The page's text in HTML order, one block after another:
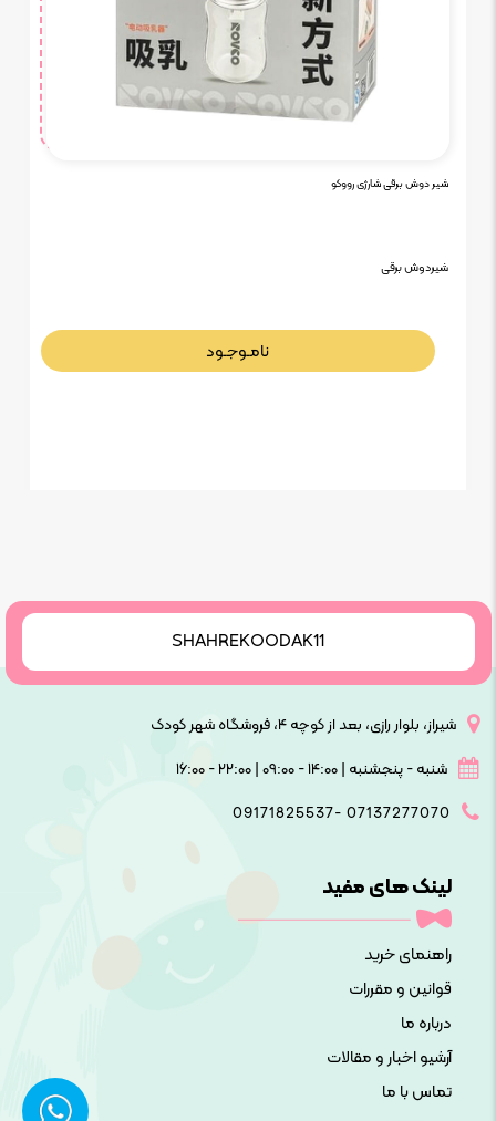
شیر دوش برقی شارژی رووکو
شیردوش برقی
نامـوجـود
SHAHREKOODAK11
شیراز، بلوار رازی، بعد از کوچه ۴، فروشگاه شهر کودک
شنبه - پنجشنبه | ۱۴:۰۰ - ۰۹:۰۰ | ۲۲:۰۰ - ۱۶:۰۰
09171825537- 07137277070
لینک های مفید
راهنمای خرید
قوانین و مقررات
درباره ما
آرشیو اخبار و مقالات
تماس با ما